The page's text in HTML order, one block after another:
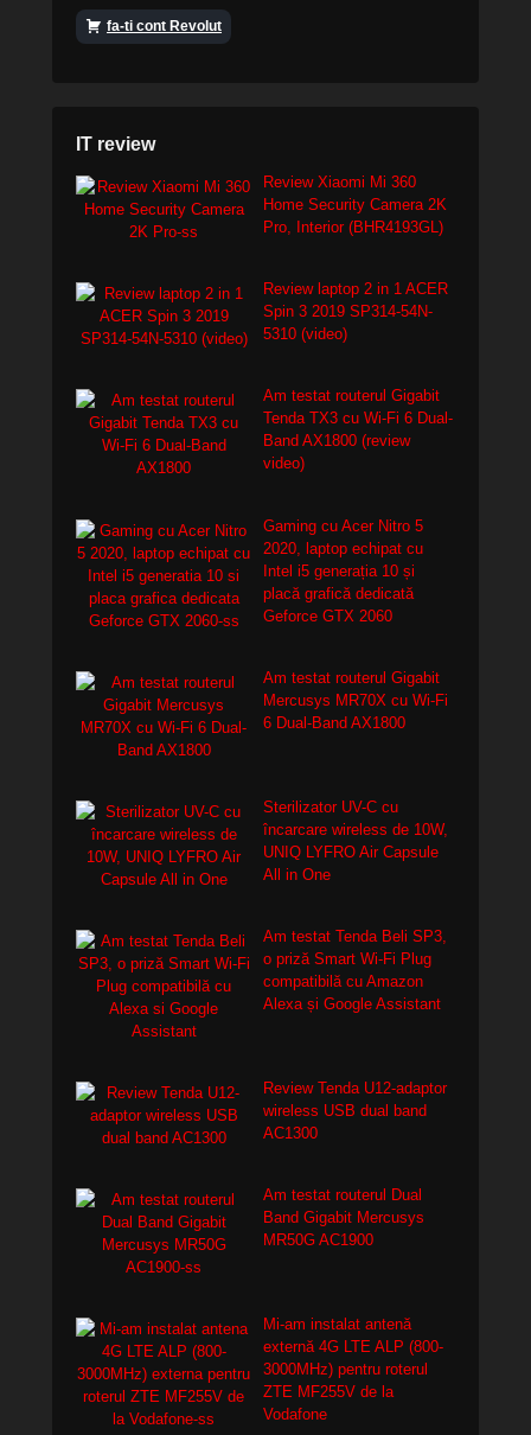
fa-ti cont Revolut
IT review
Review Xiaomi Mi 360
Home Security Camera 2K
Pro, Interior (BHR4193GL)
Review laptop 2 in 1 ACER
Spin 3 2019 SP314-54N-
5310 (video)
Am testat routerul Gigabit
Tenda TX3 cu Wi-Fi 6 Dual-
Band AX1800 (review
video)
Gaming cu Acer Nitro 5
2020, laptop echipat cu
Intel i5 generația 10 și
placă grafică dedicată
Geforce GTX 2060
Am testat routerul Gigabit
Mercusys MR70X cu Wi-Fi
6 Dual-Band AX1800
Sterilizator UV-C cu
încarcare wireless de 10W,
UNIQ LYFRO Air Capsule
All in One
Am testat Tenda Beli SP3,
o priză Smart Wi-Fi Plug
compatibilă cu Amazon
Alexa și Google Assistant
Review Tenda U12-adaptor
wireless USB dual band
AC1300
Am testat routerul Dual
Band Gigabit Mercusys
MR50G AC1900
Mi-am instalat antenă
externă 4G LTE ALP (800-
3000MHz) pentru roterul
ZTE MF255V de la
Vodafone